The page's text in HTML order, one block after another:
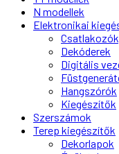
N modellek
Elektronikai
Dekóderek
Digitális
Hangszórók
Kiegészítők
Szerszámok
Terep kiegészítők
Dekorlapok